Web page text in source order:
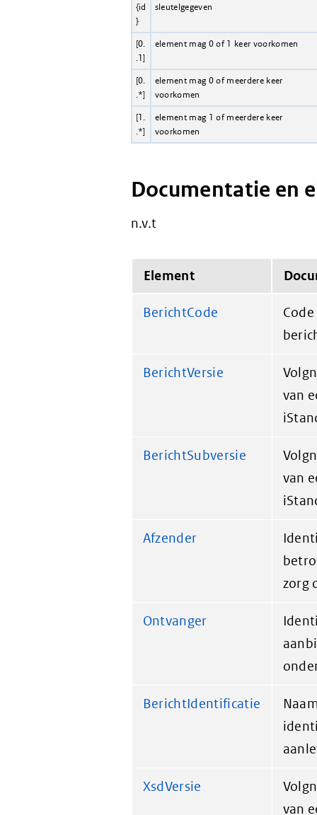
{id
}
sleutelgegeven
[0.
.1]
element mag 0 of 1 keer voorkomen
[0.
.*]
element mag 0 of meerdere keer
voorkomen
[1.
.*]
element mag 1 of meerdere keer
voorkomen
Documentatie en
n.v.t
Element
BerichtCode
BerichtVersie
van
BerichtSubversie
van
Afzender
zorg
Ontvanger
BerichtIdentificatie
XsdVersie
van